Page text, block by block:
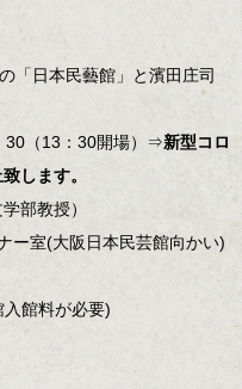
「日本民藝館」と濱田庄司
30（13：30開場）⇒新型コロ
します。
部教授）
ー室(大阪日本民芸館向かい)
館料が必要)